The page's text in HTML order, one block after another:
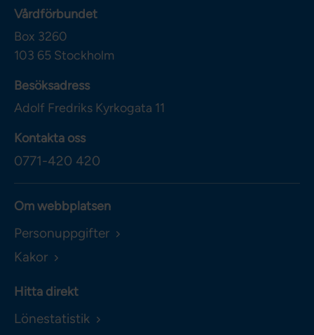
Vårdförbundet
Box 3260
103 65 Stockholm
Besöksadress
Adolf Fredriks Kyrkogata 11
Kontakta oss
0771-420 420
Om webbplatsen
Personuppgifter
Kakor
Hitta direkt
Lönestatistik